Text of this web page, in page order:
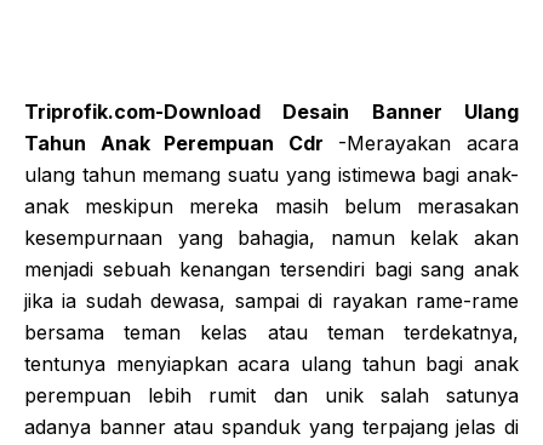
Triprofik.com-Download Desain Banner Ulang
Tahun Anak Perempuan Cdr -Merayakan acara
ulang tahun memang suatu yang istimewa bagi anak-
anak meskipun mereka masih belum merasakan
kesempurnaan yang bahagia, namun kelak akan
menjadi sebuah kenangan tersendiri bagi sang anak
jika ia sudah dewasa, sampai di rayakan rame-rame
bersama teman kelas atau teman terdekatnya,
tentunya menyiapkan acara ulang tahun bagi anak
perempuan lebih rumit dan unik salah satunya
adanya banner atau spanduk yang terpajang jelas di